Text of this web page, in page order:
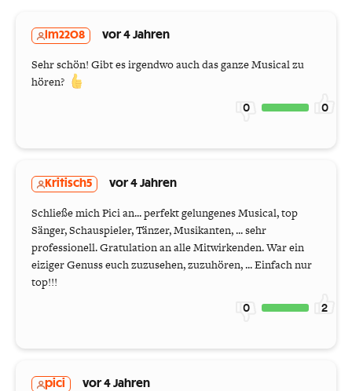
lm2208 vor 4 Jahren
Sehr schön! Gibt es irgendwo auch das ganze Musical zu
hören?
0 0
Kritisch5 vor 4 Jahren
Schließe mich Pici an... perfekt gelungenes Musical, top
Sänger, Schauspieler, Tänzer, Musikanten, ... sehr
professionell. Gratulation an alle Mitwirkenden. War ein
eiziger Genuss euch zuzusehen, zuzuhören, ... Einfach nur
top!!!
0 2
pici vor 4 Jahren